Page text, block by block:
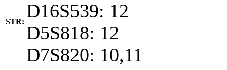
STR:
D16S539: 12
D5S818: 12
D7S820: 10,11